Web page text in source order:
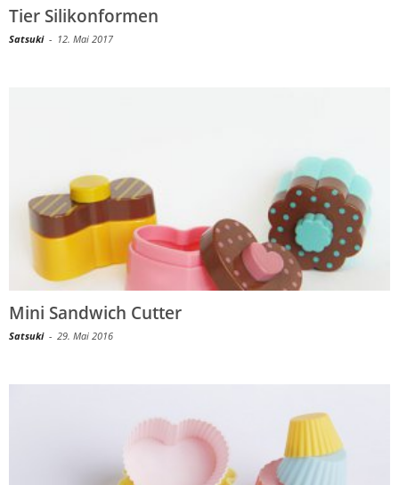
Tier Silikonformen
Satsuki - 12. Mai 2017
Mini Sandwich Cutter
Satsuki - 29. Mai 2016